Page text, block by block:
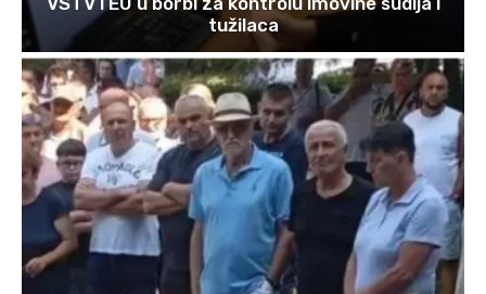
tužilaca